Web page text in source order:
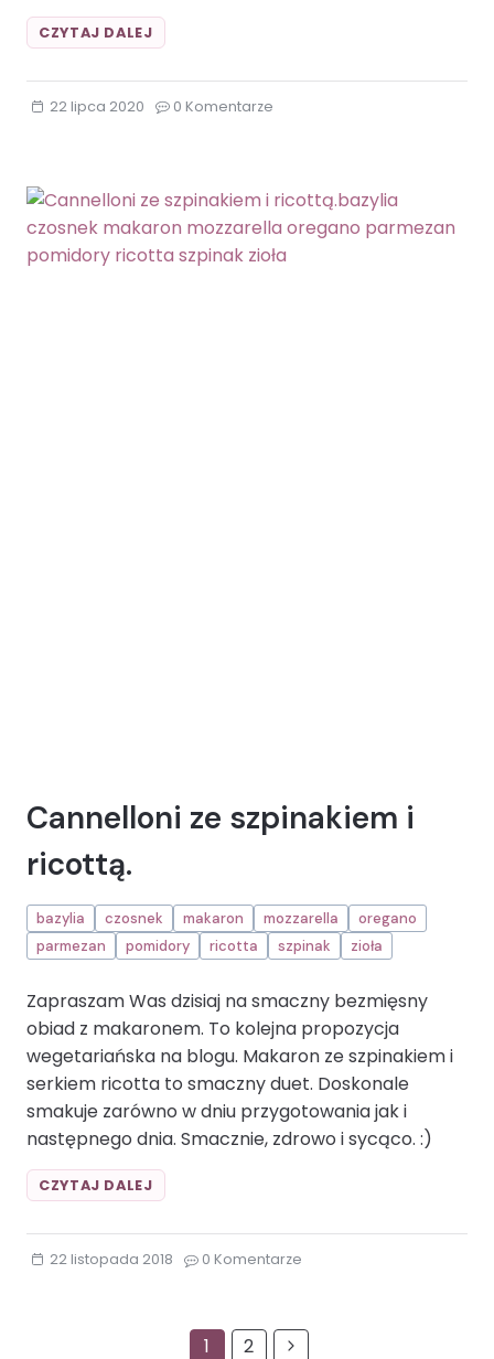
CZYTAJ DALEJCUKINIA
FASZEROWANA
DRÓB
MOZZARELLA
NATKA
PIETRUSZKI
POMIDORY
22 lipca 2020 0 Komentarze
Cannelloni ze szpinakiem i
ricottą.
bazylia czosnek makaron mozzarella
oregano
parmezan
pomidory ricotta szpinak zioła
Zapraszam Was dzisiaj na smaczny bezmięsny
obiad z makaronem. To kolejna propozycja
wegetariańska na blogu. Makaron ze szpinakiem i
serkiem ricotta to smaczny duet. Doskonale
smakuje zarówno w dniu przygotowania jak i
następnego dnia. Smacznie, zdrowo i sycąco. :)
CZYTAJ DALEJCANNELLONI
ZE
RICOTTĄ.BAZYLIA
MOZZARELLA
22 listopada 2018 0 Komentarze
1 2 Następna